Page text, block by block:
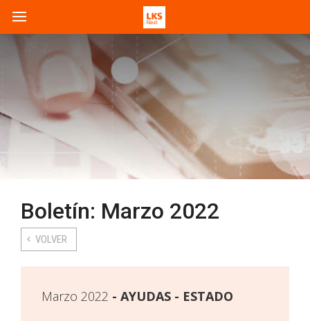
Boletín: Marzo 2022
VOLVER
Marzo 2022 AYUDAS - ESTADO